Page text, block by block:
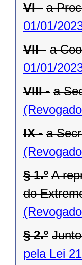
VI - a
01/01/
VII - a
01/01/
VIII - a
IX - a
§ 1.º A
do
§ 2.º
pela Lei